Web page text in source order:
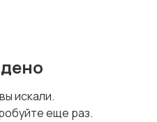
искали.
еще раз.